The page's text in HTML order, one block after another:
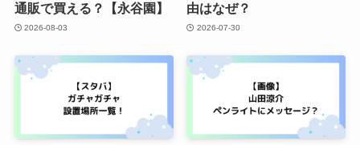
通販で買える？【永谷園】
2026-08-03
由はなぜ？
2026-07-30